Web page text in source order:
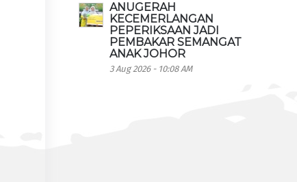
ANUGERAH
KECEMERLANGAN
PEPERIKSAAN JADI
PEMBAKAR SEMANGAT
ANAK JOHOR
3 Aug 2026 - 10:08 AM